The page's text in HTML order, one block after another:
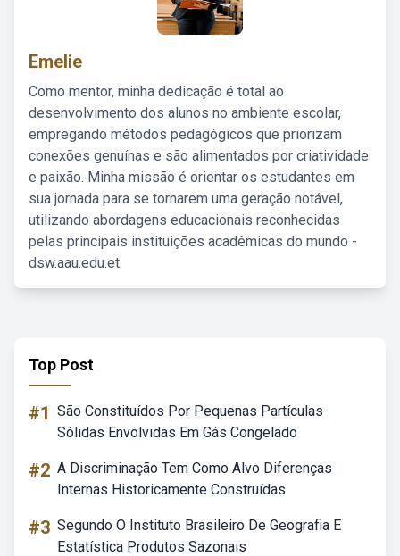
Emelie
Como mentor, minha dedicação é total ao
desenvolvimento dos alunos no ambiente escolar,
empregando métodos pedagógicos que priorizam
conexões genuínas e são alimentados por criatividade
e paixão. Minha missão é orientar os estudantes em
sua jornada para se tornarem uma geração notável,
utilizando abordagens educacionais reconhecidas
pelas principais instituições acadêmicas do mundo -
dsw.aau.edu.et.
Top Post
#1 São Constituídos Por Pequenas Partículas
Sólidas Envolvidas Em Gás Congelado
#2 A Discriminação Tem Como Alvo Diferenças
Internas Historicamente Construídas
#3 Segundo O Instituto Brasileiro De Geografia E
Estatística Produtos Sazonais